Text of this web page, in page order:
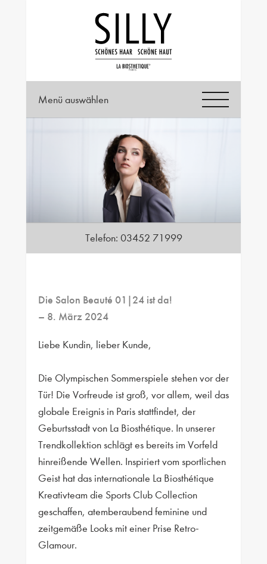
Menü auswählen
Telefon: 03452 71999
Die Salon Beauté 01|24 ist da!
– 8. März 2024
Liebe Kundin, lieber Kunde,
Die Olympischen Sommerspiele stehen vor der
Tür! Die Vorfreude ist groß, vor allem, weil das
globale Ereignis in Paris stattfindet, der
Geburtsstadt von La Biosthétique. In unserer
Trendkollektion schlägt es bereits im Vorfeld
hinreißende Wellen. Inspiriert vom sportlichen
Geist hat das internationale La Biosthétique
Kreativteam die Sports Club Collection
geschaffen, atemberaubend feminine und
zeitgemäße Looks mit einer Prise Retro-
Glamour.